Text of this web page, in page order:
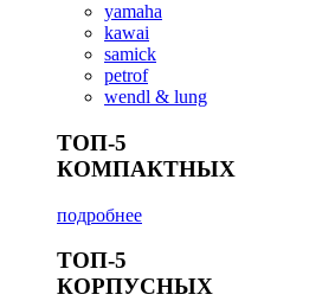
yamaha
kawai
samick
petrof
wendl & lung
ТОП-5
КОМПАКТНЫХ
подробнее
ТОП-5
КОРПУСНЫХ